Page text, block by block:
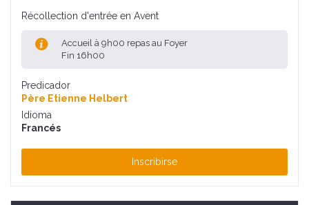
Récollection d'entrée en Avent
Accueil à 9h00 repas au Foyer
Fin 16h00
Predicador
Père Etienne Helbert
Idioma
Francés
Inscribirse